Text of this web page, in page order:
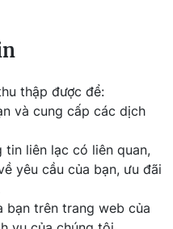
thập được để:
và cung cấp các dịch
tin liên lạc có liên quan,
yêu cầu của bạn, ưu đãi
bạn trên trang web của